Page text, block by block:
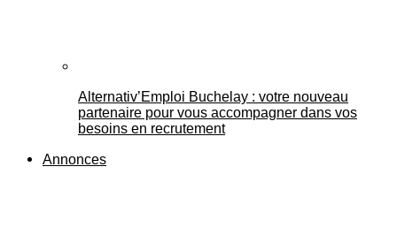
Alternativ’Emploi Buchelay : votre nouveau
partenaire pour vous accompagner dans vos
besoins en recrutement
Annonces